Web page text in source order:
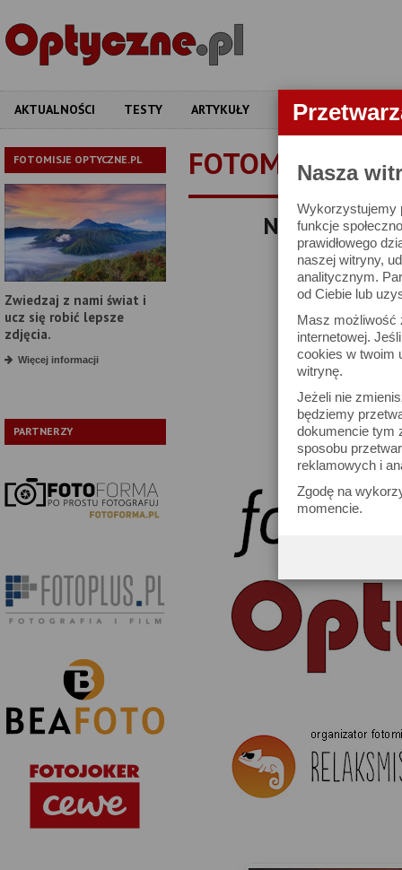
Nasza
Wykorzystujemy
funkcje
prawidłowego
naszej witryny,
analitycznym.
od Ciebie lub
Masz możliwość
internetowej.
cookies w twoim
witrynę.
Jeżeli nie
będziemy
dokumencie tym
sposobu
reklamowych i
Zgodę na
momencie.
AKTUALNOŚCI TESTY ARTYKUŁY APARATY
FOTOMISJE OPTYCZNE.PL
Zwiedzaj z nami świat i
ucz się robić lepsze
zdjęcia.
Więcej informacji
PARTNERZY
FOTOMISJE
Norwegia,
Norwegia,